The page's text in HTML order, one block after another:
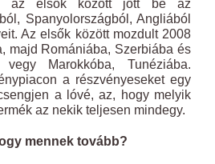
az elsők között jött be az
Spanyolországból, Angliából
Az elsők között mozdult 2008
majd Romániába, Szerbiába és
Marokkóba, Tunéziába.
a részvényeseket egy
a lóvé, az, hogy melyik
az nekik teljesen mindegy.
mennek tovább?